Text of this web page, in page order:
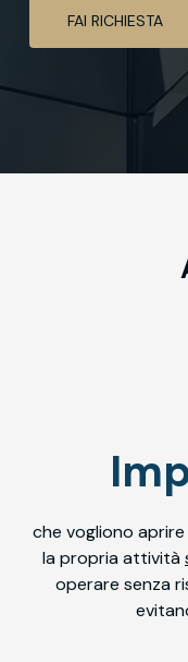
FAI RICHIESTA
che vogliono
la propria attività
operare senza